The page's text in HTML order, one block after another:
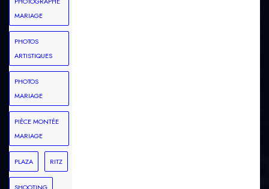
MARIAGE
PHOTOS
ARTISTIQUES
PHOTOS
MARIAGE
PIÈCE MONTÉE
MARIAGE
PLAZA RITZ